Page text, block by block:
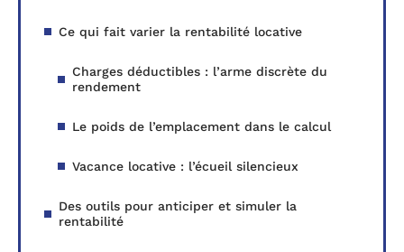
Ce qui fait varier la rentabilité locative
Charges déductibles : l’arme discrète du
rendement
Le poids de l’emplacement dans le calcul
Vacance locative : l’écueil silencieux
Des outils pour anticiper et simuler la
rentabilité